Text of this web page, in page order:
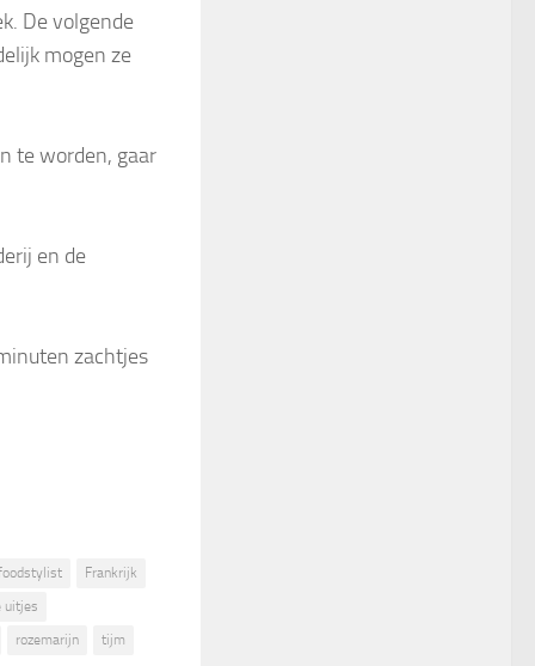
De volgende
mogen ze
te worden, gaar
en de
zachtjes
Frankrijk
uitjes
rozemarijn
tijm